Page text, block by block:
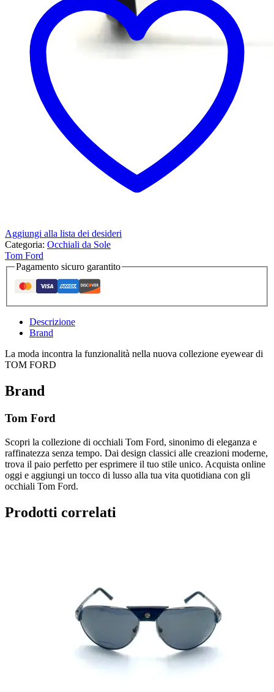
Aggiungi alla lista dei desideri
Categoria: Occhiali da Sole
Tom Ford
Pagamento sicuro garantito
Descrizione
Brand
La moda incontra la funzionalità nella nuova collezione eyewear di
TOM FORD
Brand
Tom Ford
Scopri la collezione di occhiali Tom Ford, sinonimo di eleganza e
raffinatezza senza tempo. Dai design classici alle creazioni moderne,
trova il paio perfetto per esprimere il tuo stile unico. Acquista online
oggi e aggiungi un tocco di lusso alla tua vita quotidiana con gli
occhiali Tom Ford.
Prodotti correlati